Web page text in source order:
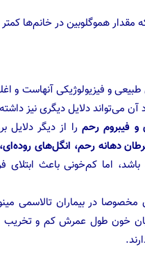
هموگلوبین در خانم‌ها کمتر از
و فیزیولوژیکی آنهاست و
می‌تواند دلایل دیگری نیز
و فیبروم رحم را از دیگر
دهانه رحم، انگل‌های
باشد، اما کم‌خونی باعث
در بیماران تالاسمی
خون طول عمرش کم و تخریب